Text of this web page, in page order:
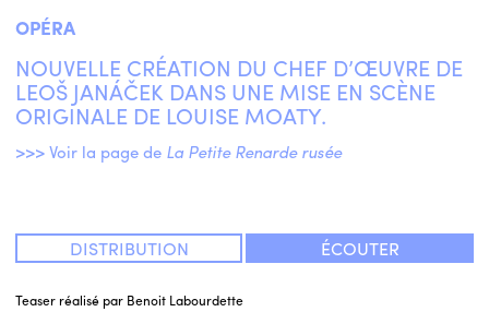
Teaser réalisé par Benoit Labourdette
OPÉRA
NOUVELLE CRÉATION DU CHEF D’ŒUVRE DE
LEOŠ JANÁČEK DANS UNE MISE EN SCÈNE
ORIGINALE DE LOUISE MOATY.
>>> Voir la page de La Petite Renarde rusée
DISTRIBUTION ÉCOUTER